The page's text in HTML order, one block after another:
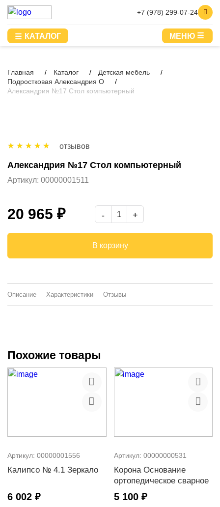
+7 (978) 299-07-24
КАТАЛОГ МЕНЮ
Главная Каталог
Детская мебель
Подростковая Александрия О
Александрия №17 Стол компьютерный
отзывов
Александрия №17 Стол компьютерный
Артикул: 00000001511
20 965 ₽
В корзину
Описание Характеристики Отзывы
Похожие товары
Артикул: 00000001556
Калипсо № 4.1 Зеркало
6 002 ₽
Артикул: 00000000531
Корона Основание
ортопедическое сварное
5 100 ₽